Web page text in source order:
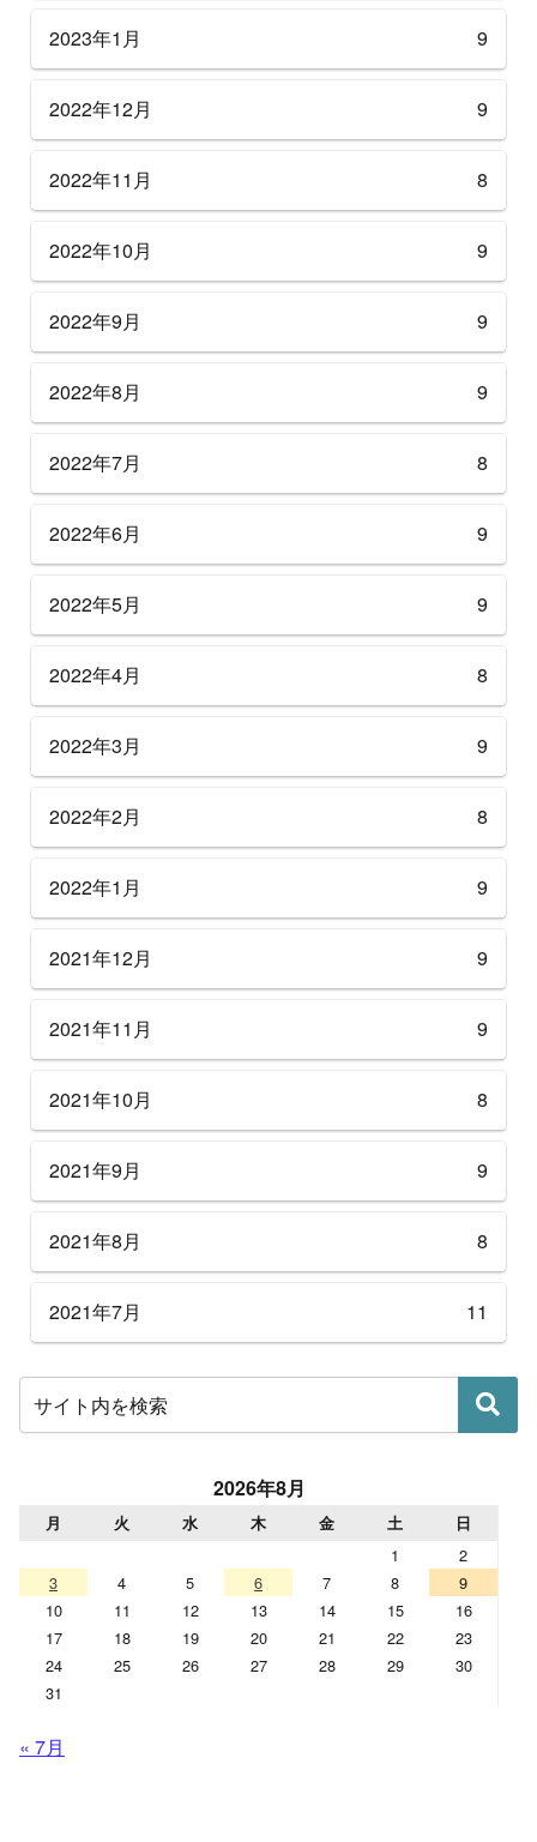
2023年1月 9
2022年12月 9
2022年11月 8
2022年10月 9
2022年9月 9
2022年8月 9
2022年7月 8
2022年6月 9
2022年5月 9
2022年4月 8
2022年3月 9
2022年2月 8
2022年1月 9
2021年12月 9
2021年11月 9
2021年10月 8
2021年9月 9
2021年8月 8
2021年7月 11
2026年8月
月 火 水 木 金 土 日
1
2
3
4 5 6 7 8
9
10
11 12 13 14 15
16
17
18 19 20 21 22
23
24
25 26 27 28 29
30
31
« 7月